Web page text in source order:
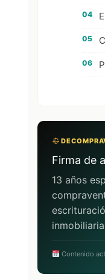
Firma de
13 años
Contenido